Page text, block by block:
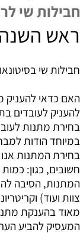
חבילות שי
ראש השנה 2023 - מתנות לעובדים
חבילות שי
האם כדאי להעניק
להעניק לעובדים
בחירת מתנות
במיוחד הודות
בחירת המתנות
חשובים, כגון:
המתנות, הסיבה
צוות ועוד)
מאוד בהענקת
המעסיק להביע